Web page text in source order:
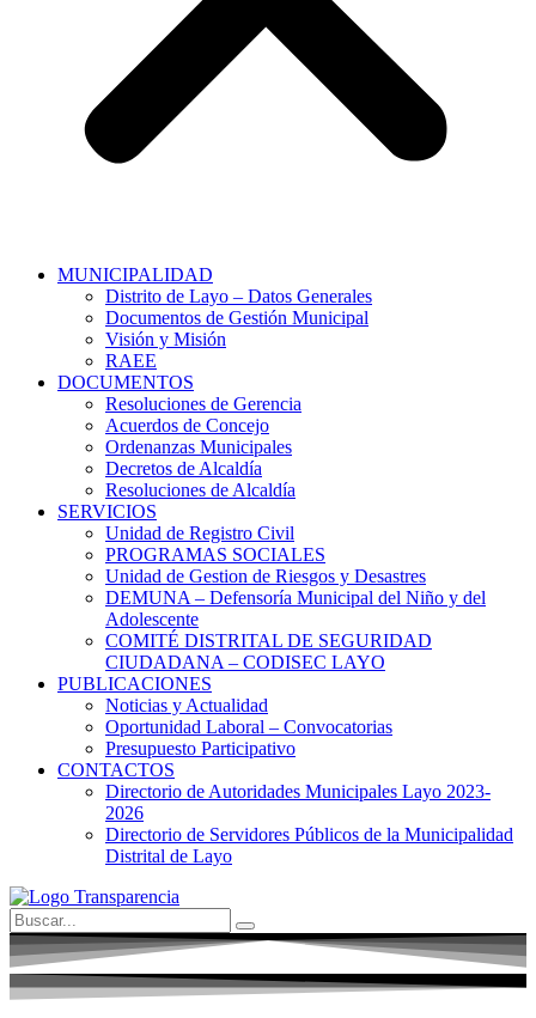
MUNICIPALIDAD
Distrito de Layo – Datos Generales
Documentos de Gestión Municipal
Visión y Misión
RAEE
DOCUMENTOS
Resoluciones de Gerencia
Acuerdos de Concejo
Ordenanzas Municipales
Decretos de Alcaldía
Resoluciones de Alcaldía
SERVICIOS
Unidad de Registro Civil
PROGRAMAS SOCIALES
Unidad de Gestion de Riesgos y Desastres
DEMUNA – Defensoría Municipal del Niño y del
Adolescente
COMITÉ DISTRITAL DE SEGURIDAD
CIUDADANA – CODISEC LAYO
PUBLICACIONES
Noticias y Actualidad
Oportunidad Laboral – Convocatorias
Presupuesto Participativo
CONTACTOS
Directorio de Autoridades Municipales Layo 2023-
2026
Directorio de Servidores Públicos de la Municipalidad
Distrital de Layo